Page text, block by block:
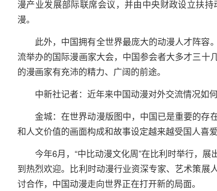
漫产业发展部际联席会议，并由中央财政设立扶
漫。
此外，中国拥有全世界最庞大的动漫人才阵容
流举办的国际漫画家大会，中国参会者大多才三
的漫画家有充沛的精力、广阔的前途。
中新社记者：近年来中国动漫对外交流情况如
金城：在世界动漫版图中，中国已是重要的存
和人文价值的画面构成和故事设定越来越受国人喜
今年6月，“中比动漫文化周”在比利时举行，
到热烈欢迎。比利时动漫行业资深专家、艺术策
讨合作，中国动漫走向世界正在打开新的局面。